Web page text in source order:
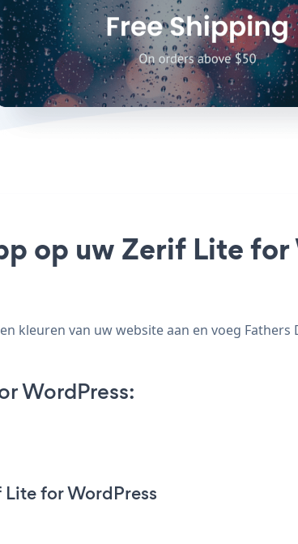
op uw Zerif Lite
kleuren van uw website aan en voeg
WordPress:
for WordPress